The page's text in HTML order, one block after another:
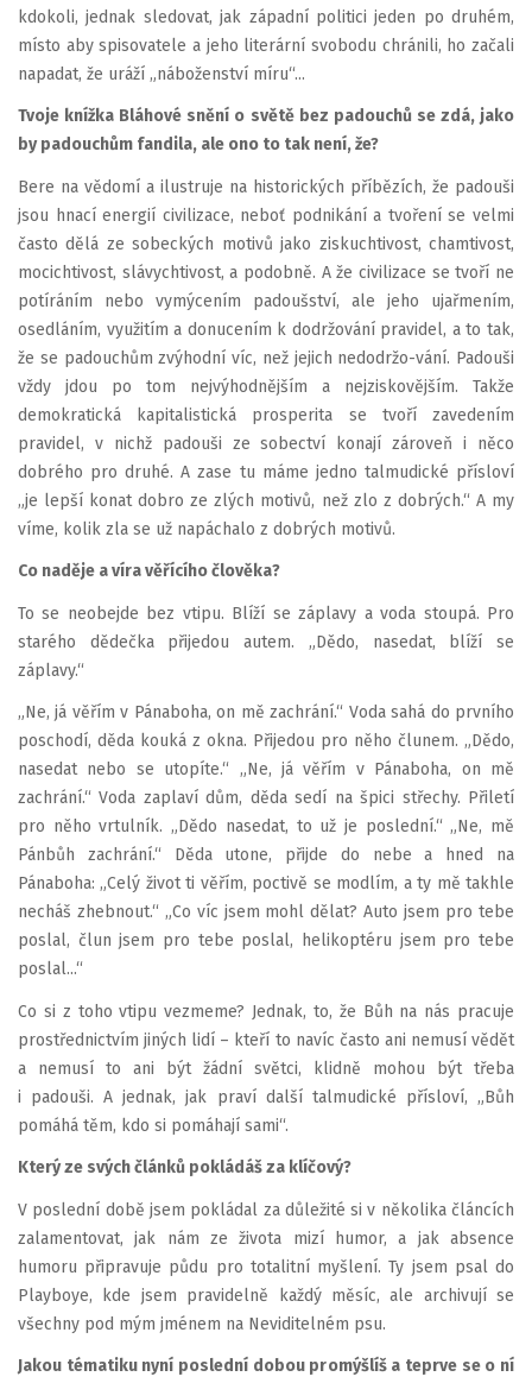
kdokoli, jednak sledovat, jak západní politici jeden po druhém,
místo aby spisovatele a jeho literární svobodu chránili, ho začali
napadat, že uráží „náboženství míru“...
Tvoje knížka Bláhové snění o světě bez padouchů se zdá, jako
by padouchům fandila, ale ono to tak není, že?
Bere na vědomí a ilustruje na historických příbězích, že padouši
jsou hnací energií civilizace, neboť podnikání a tvoření se velmi
často dělá ze sobeckých motivů jako ziskuchtivost, chamtivost,
mocichtivost, slávychtivost, a podobně. A že civilizace se tvoří ne
potíráním nebo vymýcením padoušství, ale jeho ujařmením,
osedláním, využitím a donucením k dodržování pravidel, a to tak,
že se padouchům zvýhodní víc, než jejich nedodržo-vání. Padouši
vždy jdou po tom nejvýhodnějším a nejziskovějším. Takže
demokratická kapitalistická prosperita se tvoří zavedením
pravidel, v nichž padouši ze sobectví konají zároveň i něco
dobrého pro druhé. A zase tu máme jedno talmudické přísloví
„je lepší konat dobro ze zlých motivů, než zlo z dobrých.“ A my
víme, kolik zla se už napáchalo z dobrých motivů.
Co naděje a víra věřícího člověka?
To se neobejde bez vtipu. Blíží se záplavy a voda stoupá. Pro
starého dědečka přijedou autem. „Dědo, nasedat, blíží se
záplavy.“
„Ne, já věřím v Pánaboha, on mě zachrání.“ Voda sahá do prvního
poschodí, děda kouká z okna. Přijedou pro něho člunem. „Dědo,
nasedat nebo se utopíte.“ „Ne, já věřím v Pánaboha, on mě
zachrání.“ Voda zaplaví dům, děda sedí na špici střechy. Přiletí
pro něho vrtulník. „Dědo nasedat, to už je poslední.“ „Ne, mě
Pánbůh zachrání.“ Děda utone, přijde do nebe a hned na
Pánaboha: „Celý život ti věřím, poctivě se modlím, a ty mě takhle
necháš zhebnout.“ „Co víc jsem mohl dělat? Auto jsem pro tebe
poslal, člun jsem pro tebe poslal, helikoptéru jsem pro tebe
poslal...“
Co si z toho vtipu vezmeme? Jednak, to, že Bůh na nás pracuje
prostřednictvím jiných lidí – kteří to navíc často ani nemusí vědět
a nemusí to ani být žádní světci, klidně mohou být třeba
i padouši. A jednak, jak praví další talmudické přísloví, „Bůh
pomáhá těm, kdo si pomáhají sami“.
Který ze svých článků pokládáš za klíčový?
V poslední době jsem pokládal za důležité si v několika článcích
zalamentovat, jak nám ze života mizí humor, a jak absence
humoru připravuje půdu pro totalitní myšlení. Ty jsem psal do
Playboye, kde jsem pravidelně každý měsíc, ale archivují se
všechny pod mým jménem na Neviditelném psu.
Jakou tématiku nyní poslední dobou promýšlíš a teprve se o ní